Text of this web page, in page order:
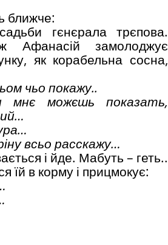
ближче:
гєнєрала трєпова.
Афанасій замолоджує
як корабельна сосна,
чьо покажу..
можєшь показать,
всьо расскажу…
і йде. Мабуть – геть..
їй в корму і прицмокує: